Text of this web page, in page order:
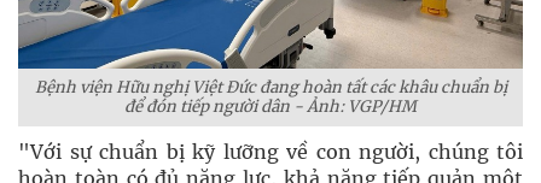
Bệnh viện Hữu nghị Việt Đức đang hoàn tất các khâu chuẩn bị
để đón tiếp người dân - Ảnh: VGP/HM
"Với sự chuẩn bị kỹ lưỡng về con người, chúng tôi
hoàn toàn có đủ năng lực, khả năng tiếp quản một